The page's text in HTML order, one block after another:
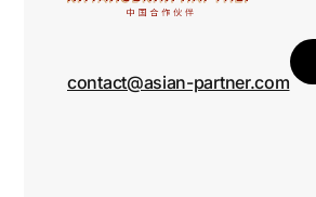
contact@asian-partner.com